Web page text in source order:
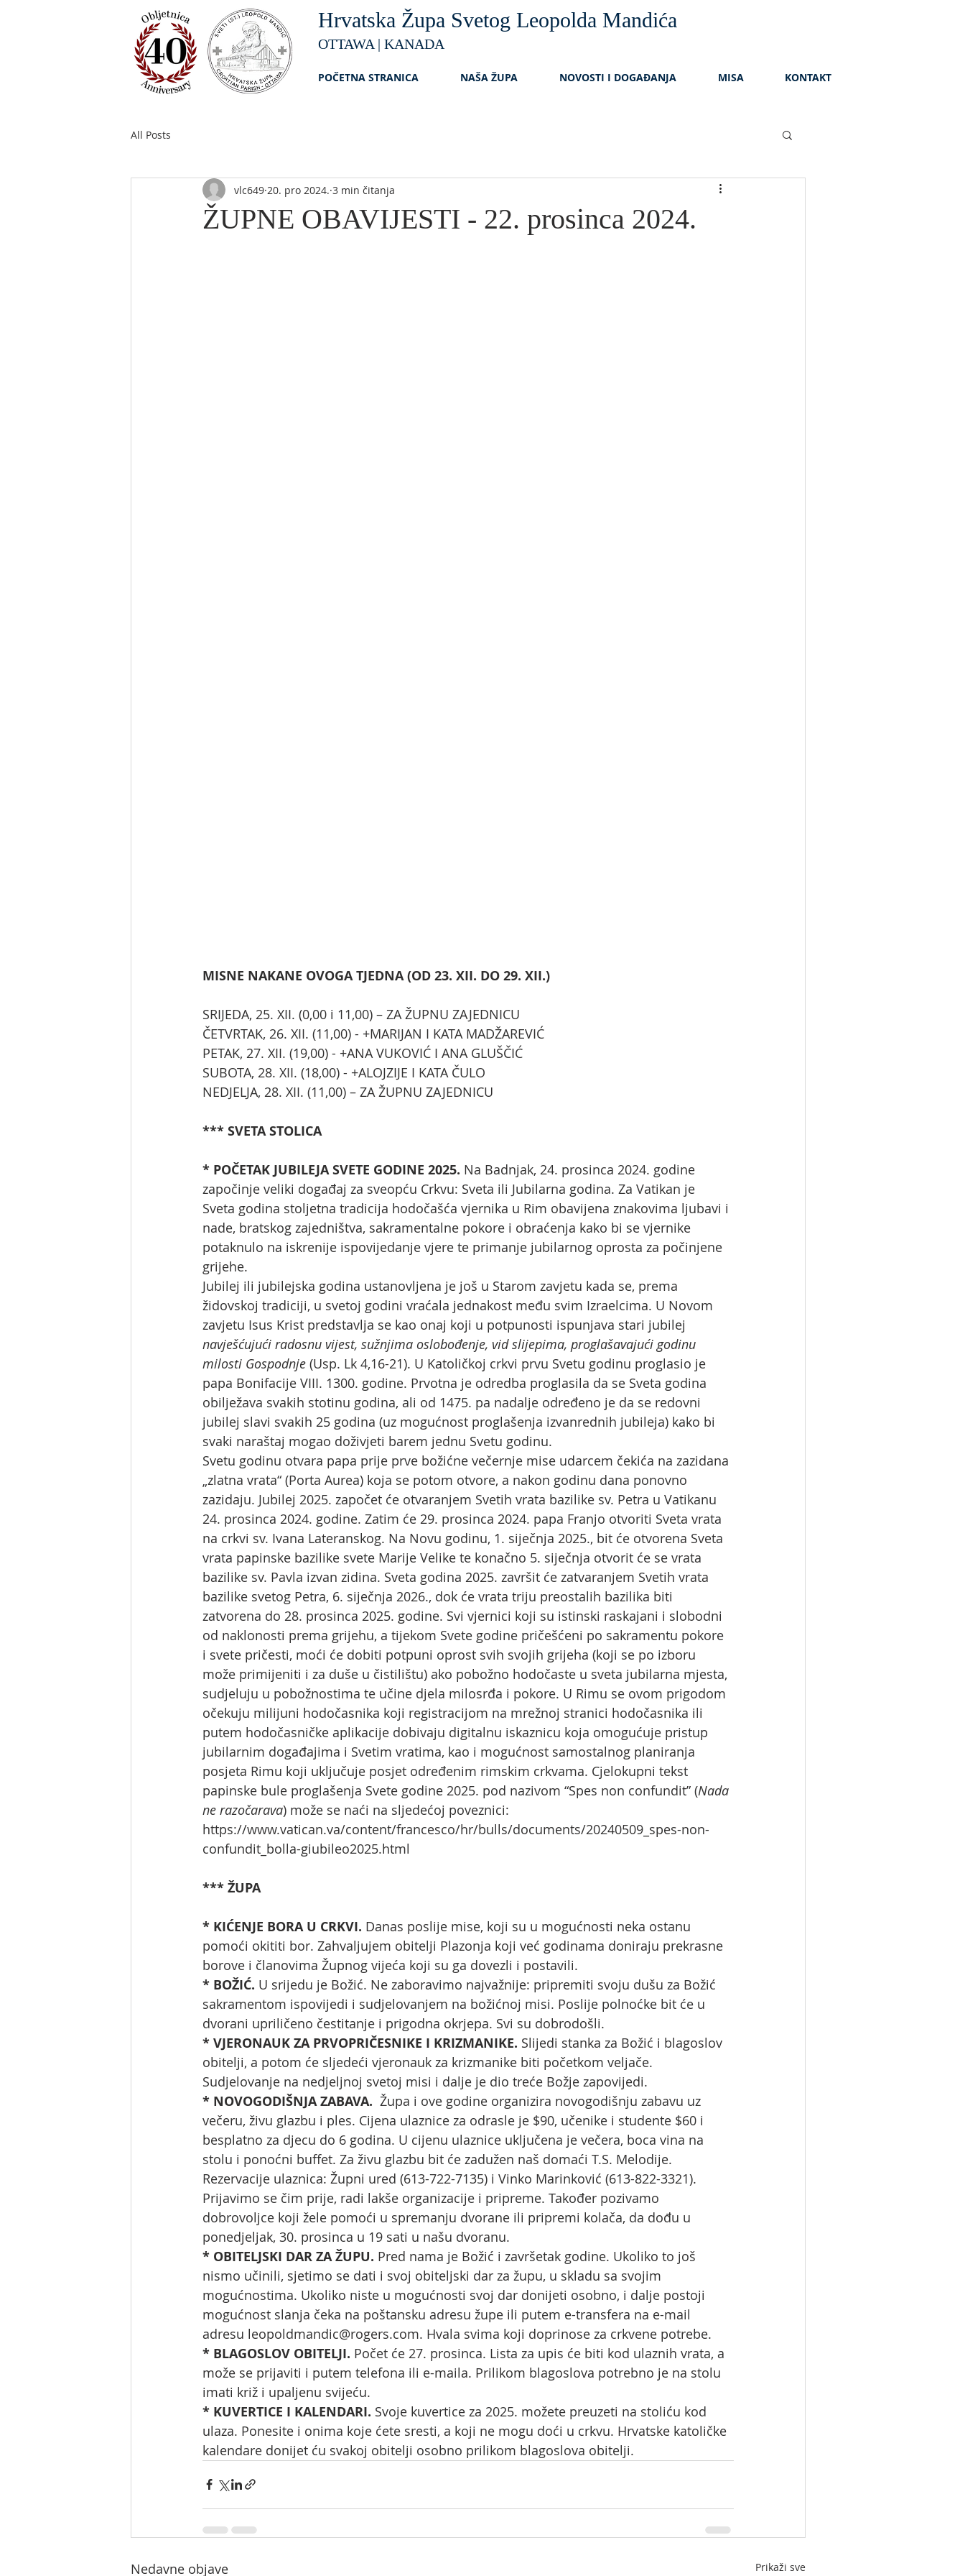
Hrvatska Župa Svetog Leopolda Mandića
OTTAWA | KANADA
POČETNA STRANICA NAŠA ŽUPA NOVOSTI I DOGAĐANJA MISA KONTAKT
All Posts
ŽUPNE OBAVIJESTI - 22. prosinca 2024.
vlc649 20. pro 2024. 3 min čitanja
MISNE NAKANE OVOGA TJEDNA (OD 23. XII. DO 29. XII.)
SRIJEDA, 25. XII. (0,00 i 11,00) – ZA ŽUPNU ZAJEDNICU
ČETVRTAK, 26. XII. (11,00) - +MARIJAN I KATA MADŽAREVIĆ
PETAK, 27. XII. (19,00) - +ANA VUKOVIĆ I ANA GLUŠČIĆ
SUBOTA, 28. XII. (18,00) - +ALOJZIJE I KATA ČULO
NEDJELJA, 28. XII. (11,00) – ZA ŽUPNU ZAJEDNICU
*** SVETA STOLICA
* POČETAK JUBILEJA SVETE GODINE 2025. Na Badnjak, 24. prosinca 2024. godine
započinje veliki događaj za sveopću Crkvu: Sveta ili Jubilarna godina. Za Vatikan je
Sveta godina stoljetna tradicija hodočašća vjernika u Rim obavijena znakovima ljubavi i
nade, bratskog zajedništva, sakramentalne pokore i obraćenja kako bi se vjernike
potaknulo na iskrenije ispovijedanje vjere te primanje jubilarnog oprosta za počinjene
grijehe.
Jubilej ili jubilejska godina ustanovljena je još u Starom zavjetu kada se, prema
židovskoj tradiciji, u svetoj godini vraćala jednakost među svim Izraelcima. U Novom
zavjetu Isus Krist predstavlja se kao onaj koji u potpunosti ispunjava stari jubilej
navješćujući radosnu vijest, sužnjima oslobođenje, vid slijepima, proglašavajući godinu
milosti Gospodnje (Usp. Lk 4,16-21). U Katoličkoj crkvi prvu Svetu godinu proglasio je
papa Bonifacije VIII. 1300. godine. Prvotna je odredba proglasila da se Sveta godina
obilježava svakih stotinu godina, ali od 1475. pa nadalje određeno je da se redovni
jubilej slavi svakih 25 godina (uz mogućnost proglašenja izvanrednih jubileja) kako bi
svaki naraštaj mogao doživjeti barem jednu Svetu godinu.
Svetu godinu otvara papa prije prve božićne večernje mise udarcem čekića na zazidana
„zlatna vrata“ (Porta Aurea) koja se potom otvore, a nakon godinu dana ponovno
zazidaju. Jubilej 2025. započet će otvaranjem Svetih vrata bazilike sv. Petra u Vatikanu
24. prosinca 2024. godine. Zatim će 29. prosinca 2024. papa Franjo otvoriti Sveta vrata
na crkvi sv. Ivana Lateranskog. Na Novu godinu, 1. siječnja 2025., bit će otvorena Sveta
vrata papinske bazilike svete Marije Velike te konačno 5. siječnja otvorit će se vrata
bazilike sv. Pavla izvan zidina. Sveta godina 2025. završit će zatvaranjem Svetih vrata
bazilike svetog Petra, 6. siječnja 2026., dok će vrata triju preostalih bazilika biti
zatvorena do 28. prosinca 2025. godine. Svi vjernici koji su istinski raskajani i slobodni
od naklonosti prema grijehu, a tijekom Svete godine pričešćeni po sakramentu pokore
i svete pričesti, moći će dobiti potpuni oprost svih svojih grijeha (koji se po izboru
može primijeniti i za duše u čistilištu) ako pobožno hodočaste u sveta jubilarna mjesta,
sudjeluju u pobožnostima te učine djela milosrđa i pokore. U Rimu se ovom prigodom
očekuju milijuni hodočasnika koji registracijom na mrežnoj stranici hodočasnika ili
putem hodočasničke aplikacije dobivaju digitalnu iskaznicu koja omogućuje pristup
jubilarnim događajima i Svetim vratima, kao i mogućnost samostalnog planiranja
posjeta Rimu koji uključuje posjet određenim rimskim crkvama. Cjelokupni tekst
papinske bule proglašenja Svete godine 2025. pod nazivom “Spes non confundit” (Nada
ne razočarava) može se naći na sljedećoj poveznici:
https://www.vatican.va/content/francesco/hr/bulls/documents/20240509_spes-non-
confundit_bolla-giubileo2025.html
*** ŽUPA
* KIĆENJE BORA U CRKVI. Danas poslije mise, koji su u mogućnosti neka ostanu
pomoći okititi bor. Zahvaljujem obitelji Plazonja koji već godinama doniraju prekrasne
borove i članovima Župnog vijeća koji su ga dovezli i postavili.
* BOŽIĆ. U srijedu je Božić. Ne zaboravimo najvažnije: pripremiti svoju dušu za Božić
sakramentom ispovijedi i sudjelovanjem na božićnoj misi. Poslije polnoćke bit će u
dvorani upriličeno čestitanje i prigodna okrjepa. Svi su dobrodošli.
* VJERONAUK ZA PRVOPRIČESNIKE I KRIZMANIKE. Slijedi stanka za Božić i blagoslov
obitelji, a potom će sljedeći vjeronauk za krizmanike biti početkom veljače.
Sudjelovanje na nedjeljnoj svetoj misi i dalje je dio treće Božje zapovijedi.
* NOVOGODIŠNJA ZABAVA. Župa i ove godine organizira novogodišnju zabavu uz
večeru, živu glazbu i ples. Cijena ulaznice za odrasle je $90, učenike i studente $60 i
besplatno za djecu do 6 godina. U cijenu ulaznice uključena je večera, boca vina na
stolu i ponoćni buffet. Za živu glazbu bit će zadužen naš domaći T.S. Melodije.
Rezervacije ulaznica: Župni ured (613-722-7135) i Vinko Marinković (613-822-3321).
Prijavimo se čim prije, radi lakše organizacije i pripreme. Također pozivamo
dobrovoljce koji žele pomoći u spremanju dvorane ili pripremi kolača, da dođu u
ponedjeljak, 30. prosinca u 19 sati u našu dvoranu.
* OBITELJSKI DAR ZA ŽUPU. Pred nama je Božić i završetak godine. Ukoliko to još
nismo učinili, sjetimo se dati i svoj obiteljski dar za župu, u skladu sa svojim
mogućnostima. Ukoliko niste u mogućnosti svoj dar donijeti osobno, i dalje postoji
mogućnost slanja čeka na poštansku adresu župe ili putem e-transfera na e-mail
adresu leopoldmandic@rogers.com. Hvala svima koji doprinose za crkvene potrebe.
* BLAGOSLOV OBITELJI. Počet će 27. prosinca. Lista za upis će biti kod ulaznih vrata, a
može se prijaviti i putem telefona ili e-maila. Prilikom blagoslova potrebno je na stolu
imati križ i upaljenu svijeću.
* KUVERTICE I KALENDARI. Svoje kuvertice za 2025. možete preuzeti na stoliću kod
ulaza. Ponesite i onima koje ćete sresti, a koji ne mogu doći u crkvu. Hrvatske katoličke
kalendare donijet ću svakoj obitelji osobno prilikom blagoslova obitelji.
Nedavne objave Prikaži sve